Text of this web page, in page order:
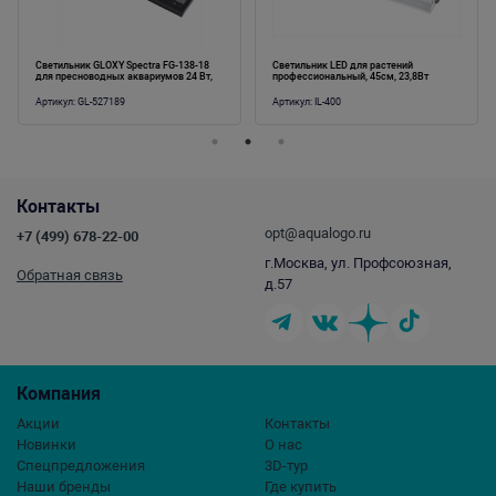
Светильник GLOXY Spectra FG-138-18
для пресноводных аквариумов 24 Вт,
Артикул: GL-527189
Светильник LED для растений
профессиональный, 45см, 23,8Вт
Артикул: IL-400
Компания
Акции
Новинки
Спецпредложения
Наши бренды
Контакты
О нас
3D-тур
Где купить
Контакты
+7 (499) 678-22-00
Обратная связь
opt@aqualogo.ru
г.Москва, ул. Профсоюзная,
д.57